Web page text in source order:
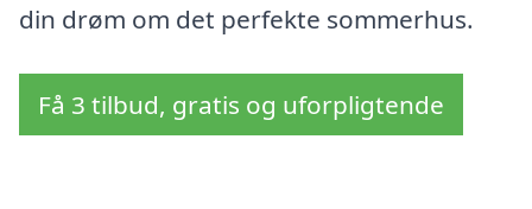
din drøm om det perfekte sommerhus.
Få 3 tilbud, gratis og uforpligtende